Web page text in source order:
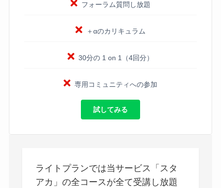
フォーラム質問し放題
＋αのカリキュラム
30分の 1 on 1（4回分）
専用コミュニティへの参加
試してみる
ライトプランでは当サービス「スタ
アカ」の全コースが全て受講し放題